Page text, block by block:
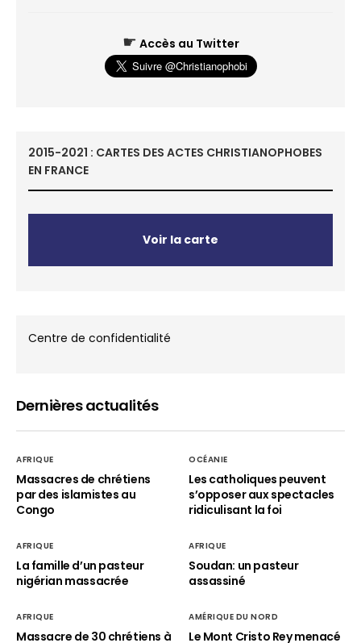
☛ Accès au Twitter
2015-2021 : CARTES DES ACTES CHRISTIANOPHOBES
EN FRANCE
Voir la carte
Centre de confidentialité
Dernières actualités
AFRIQUE
Massacres de chrétiens
par des islamistes au
Congo
OCÉANIE
Les catholiques peuvent
s’opposer aux spectacles
ridiculisant la foi
AFRIQUE
La famille d’un pasteur
nigérian massacrée
AFRIQUE
Soudan: un pasteur
assassiné
AFRIQUE
Massacre de 30 chrétiens à
AMÉRIQUE DU NORD
Le Mont Cristo Rey menacé